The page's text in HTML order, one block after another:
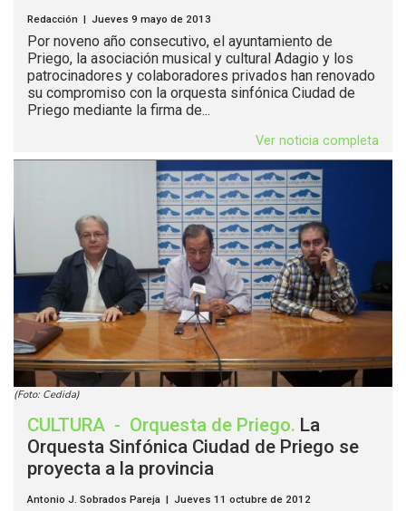
Redacción | Jueves 9 mayo de 2013
Por noveno año consecutivo, el ayuntamiento de
Priego, la asociación musical y cultural Adagio y los
patrocinadores y colaboradores privados han renovado
su compromiso con la orquesta sinfónica Ciudad de
Priego mediante la firma de...
Ver noticia completa
(Foto: Cedida)
CULTURA - Orquesta de Priego. La
Orquesta Sinfónica Ciudad de Priego se
proyecta a la provincia
Antonio J. Sobrados Pareja | Jueves 11 octubre de 2012